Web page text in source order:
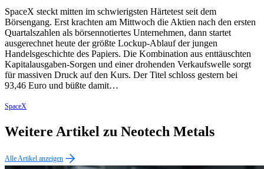
SpaceX steckt mitten im schwierigsten Härtetest seit dem
Börsengang. Erst krachten am Mittwoch die Aktien nach den ersten
Quartalszahlen als börsennotiertes Unternehmen, dann startet
ausgerechnet heute der größte Lockup-Ablauf der jungen
Handelsgeschichte des Papiers. Die Kombination aus enttäuschten
Kapitalausgaben-Sorgen und einer drohenden Verkaufswelle sorgt
für massiven Druck auf den Kurs. Der Titel schloss gestern bei
93,46 Euro und büßte damit…
SpaceX
Weitere Artikel zu Neotech Metals
Alle Artikel anzeigen